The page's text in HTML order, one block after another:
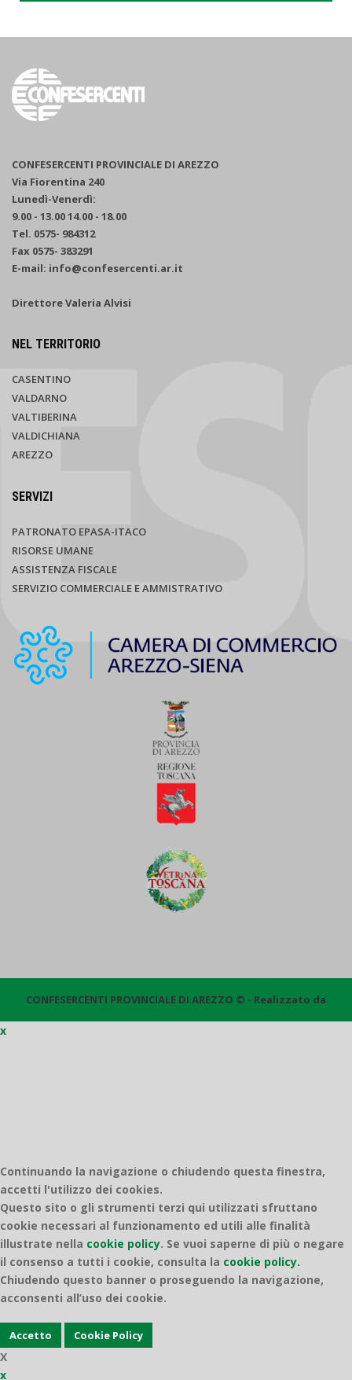
CONFESERCENTI PROVINCIALE DI AREZZO
Via Fiorentina 240
Lunedì-Venerdì:
9.00 - 13.00 14.00 - 18.00
Tel. 0575- 984312
Fax 0575- 383291
E-mail: info@confesercenti.ar.it
Direttore Valeria Alvisi
NEL TERRITORIO
CASENTINO
VALDARNO
VALTIBERINA
VALDICHIANA
AREZZO
SERVIZI
PATRONATO EPASA-ITACO
RISORSE UMANE
ASSISTENZA FISCALE
SERVIZIO COMMERCIALE E AMMISTRATIVO
CONFESERCENTI PROVINCIALE DI AREZZO © - Realizzato da
x
Continuando la navigazione o chiudendo questa finestra,
accetti l'utilizzo dei cookies.
Questo sito o gli strumenti terzi qui utilizzati sfruttano
cookie necessari al funzionamento ed utili alle finalità
illustrate nella cookie policy. Se vuoi saperne di più o negare
il consenso a tutti i cookie, consulta la cookie policy.
Chiudendo questo banner o proseguendo la navigazione,
acconsenti all’uso dei cookie.
Accetto Cookie Policy
X
x